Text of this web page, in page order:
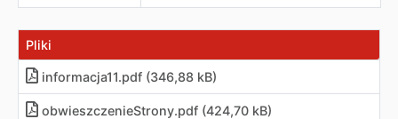
Pliki
informacja11.pdf (346,88 kB)
obwieszczenieStrony.pdf (424,70 kB)